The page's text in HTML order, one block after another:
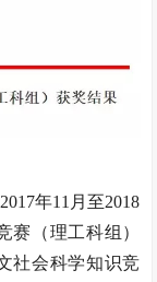
年11月至2018
赛（理工科组）
社会科学知识竞